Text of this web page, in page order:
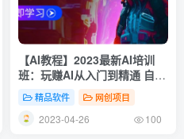
【AI教程】2023最新AI培训
班：玩赚AI从入门到精通 自动
写各种爆款脚本 (4月26更新)
精品软件 网创项目
2023-04-26 100